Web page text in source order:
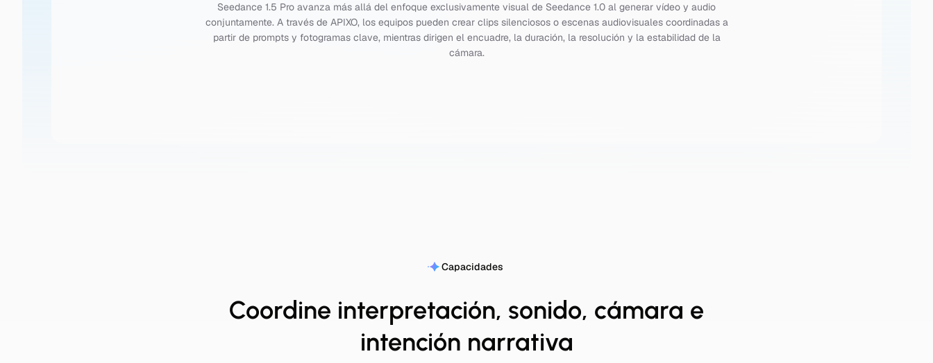
Seedance 1.5 Pro avanza más allá del enfoque exclusivamente visual de Seedance 1.0 al generar vídeo y audio
conjuntamente. A través de APIXO, los equipos pueden crear clips silenciosos o escenas audiovisuales coordinadas a
partir de prompts y fotogramas clave, mientras dirigen el encuadre, la duración, la resolución y la estabilidad de la
cámara.
Capacidades
Coordine interpretación, sonido, cámara e
intención narrativa